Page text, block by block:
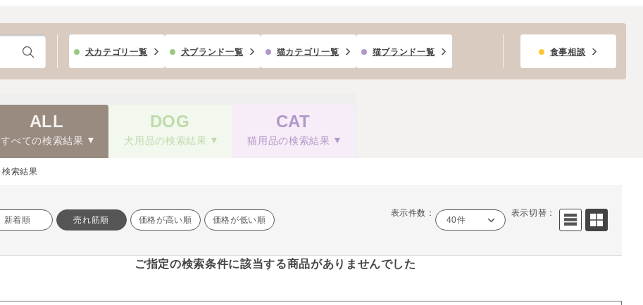
犬カテゴリ一覧 犬ブランド一覧 猫カテゴリ一覧 猫ブランド一覧 食事相談
ALL
すべての検索結果
DOG
犬用品の検索結果
CAT
猫用品の検索結果
検索結果
新着順 売れ筋順 価格が高い順 価格が低い順
表示件数：
40件
表示切替：
ご指定の検索条件に該当する商品がありませんでした